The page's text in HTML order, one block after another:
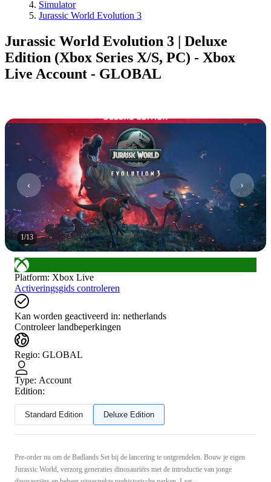
Simulator
Jurassic World Evolution 3
Jurassic World Evolution 3 | Deluxe
Edition (Xbox Series X/S, PC) - Xbox
Live Account - GLOBAL
1/13
Platform: Xbox Live
Activeringsgids controleren
Kan worden geactiveerd in: netherlands
Controleer landbeperkingen
Regio: GLOBAL
Type: Account
Edition:
Standard Edition Deluxe Edition
Pre-order nu om de Badlands Set bij de lancering te ontgrendelen. Bouw je eigen
Jurassic World, verzorg generaties dinosauriërs met de introductie van jonge